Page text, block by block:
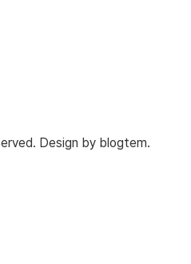
Design by blogtem.